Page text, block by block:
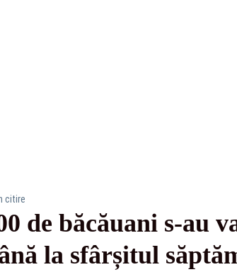
citire
de băcăuani s-au
la sfârșitul